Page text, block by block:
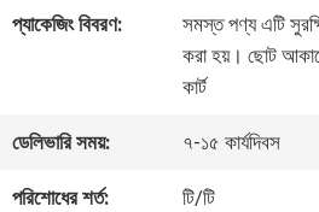
আমাদের
যোগাযোগ
করুন
প্যাকেজিং বিবরণ:
সমস্ত পণ্য এটি
করা হয়। ছোট
কার্ট
ডেলিভারি সময়: ৭-১৫ কার্যদিবস
পরিশোধের শর্ত: টি/টি